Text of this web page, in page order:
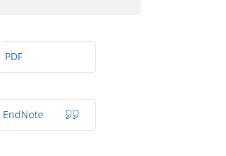
PDF
EndNote